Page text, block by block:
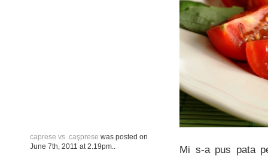
caprese vs. caşprese was posted on
June 7th, 2011 at 2.19pm
Mi s-a pus pata